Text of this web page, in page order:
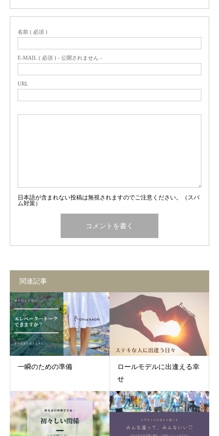
名前 ( 必須 )
E-MAIL ( 必須 ) - 公開されません -
URL
日本語が含まれない投稿は無視されますのでご注意ください。（スパ
ム対策）
関連記事
一瞬のための準備
ロールモデルに出逢える幸
せ